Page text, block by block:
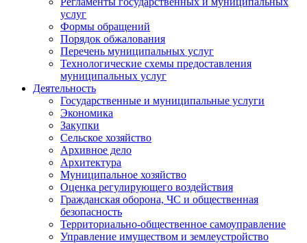
услуг
Формы обращений
Порядок обжалования
Перечень муниципальных услуг
Технологические схемы предоставления
муниципальных услуг
Деятельность
Государственные и муниципальные услуги
Экономика
Закупки
Сельское хозяйство
Архивное дело
Архитектура
Муниципальное хозяйство
Оценка регулирующего воздействия
Гражданская оборона, ЧС и общественная
безопасность
Территориально-общественное самоуправление
Управление имуществом и землеустройство